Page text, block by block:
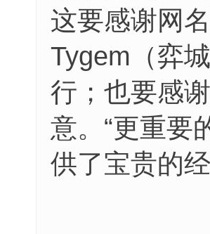
这要感谢网
Tygem（弈
行；也要感
意。“更重要
供了宝贵的